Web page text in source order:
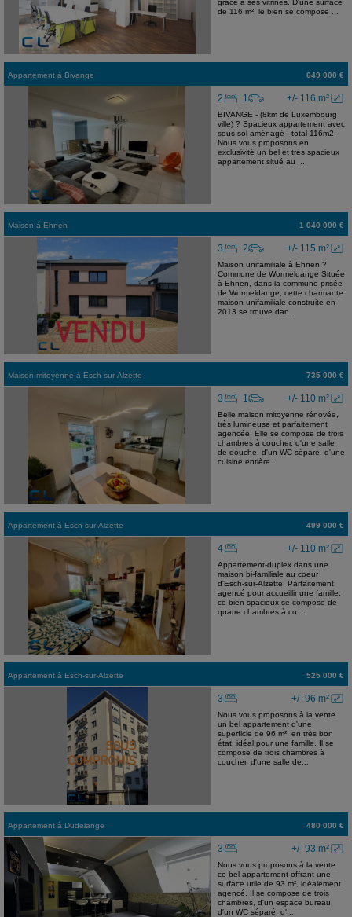
grâce à ses vitrines. D'une surface
de 116 m², le bien se compose ...
Appartement à Bivange 649 000 €
+/- 116 m²
2 1
BIVANGE - (8km de Luxembourg
ville) ? Spacieux appartement avec
sous-sol aménagé - total 116m2.
Nous vous proposons en
exclusivité un bel et très spacieux
appartement situé au ...
Maison à Ehnen 1 040 000 €
+/- 115 m²
3 2
Maison unifamiliale à Ehnen ?
Commune de Wormeldange Située
à Ehnen, dans la commune prisée
de Wormeldange, cette charmante
maison unifamiliale construite en
2013 se trouve dan...
Maison mitoyenne à Esch-sur-Alzette 735 000 €
+/- 110 m²
3 1
Belle maison mitoyenne rénovée,
très lumineuse et parfaitement
agencée. Elle se compose de trois
chambres à coucher, d'une salle
de douche, d'un WC séparé, d'une
cuisine entière...
Appartement à Esch-sur-Alzette 499 000 €
+/- 110 m²
4
Appartement-duplex dans une
maison bi-familiale au coeur
d'Esch-sur-Alzette. Parfaitement
agencé pour accueillir une famille,
ce bien spacieux se compose de
quatre chambres à co...
Appartement à Esch-sur-Alzette 525 000 €
+/- 96 m²
3
Nous vous proposons à la vente
un bel appartement d'une
superficie de 96 m², en très bon
état, idéal pour une famille. Il se
compose de trois chambres à
coucher, d'une salle de...
Appartement à Dudelange 480 000 €
+/- 93 m²
3
Nous vous proposons à la vente
ce bel appartement offrant une
surface utile de 93 m², idéalement
agencé. Il se compose de trois
chambres, d'un espace bureau,
d'un WC séparé, d'...